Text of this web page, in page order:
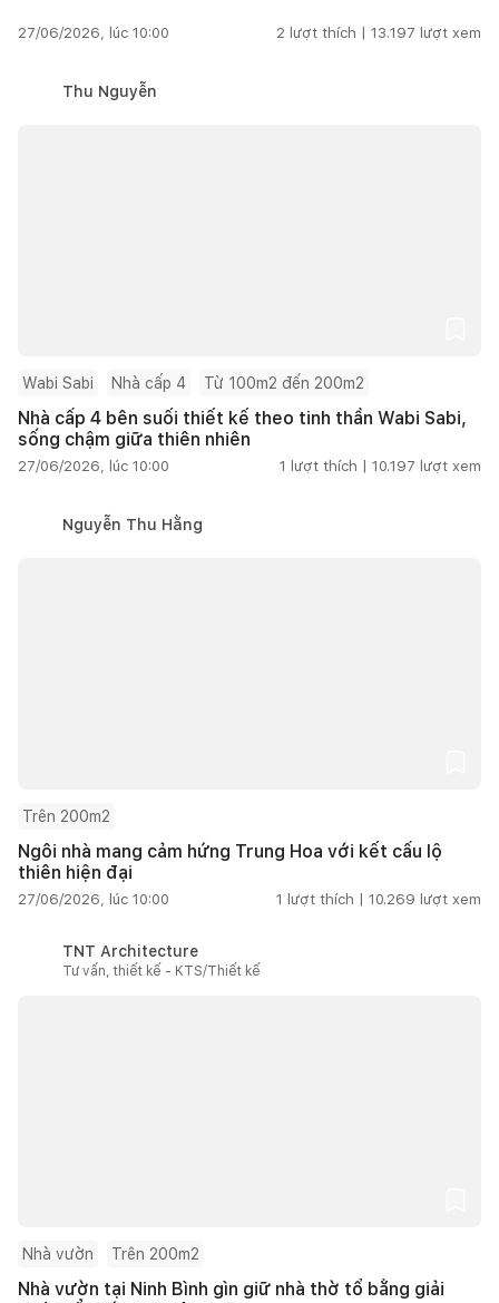
27/06/2026, lúc 10:00 2 lượt thích | 13.197 lượt xem
Thu Nguyễn
Wabi Sabi Nhà cấp 4 Từ 100m2 đến 200m2
Nhà cấp 4 bên suối thiết kế theo tinh thần Wabi Sabi,
sống chậm giữa thiên nhiên
27/06/2026, lúc 10:00 1 lượt thích | 10.197 lượt xem
Nguyễn Thu Hằng
Trên 200m2
Ngôi nhà mang cảm hứng Trung Hoa với kết cấu lộ
thiên hiện đại
27/06/2026, lúc 10:00 1 lượt thích | 10.269 lượt xem
TNT Architecture
Tư vấn, thiết kế - KTS/Thiết kế
Nhà vườn Trên 200m2
Nhà vườn tại Ninh Bình gìn giữ nhà thờ tổ bằng giải